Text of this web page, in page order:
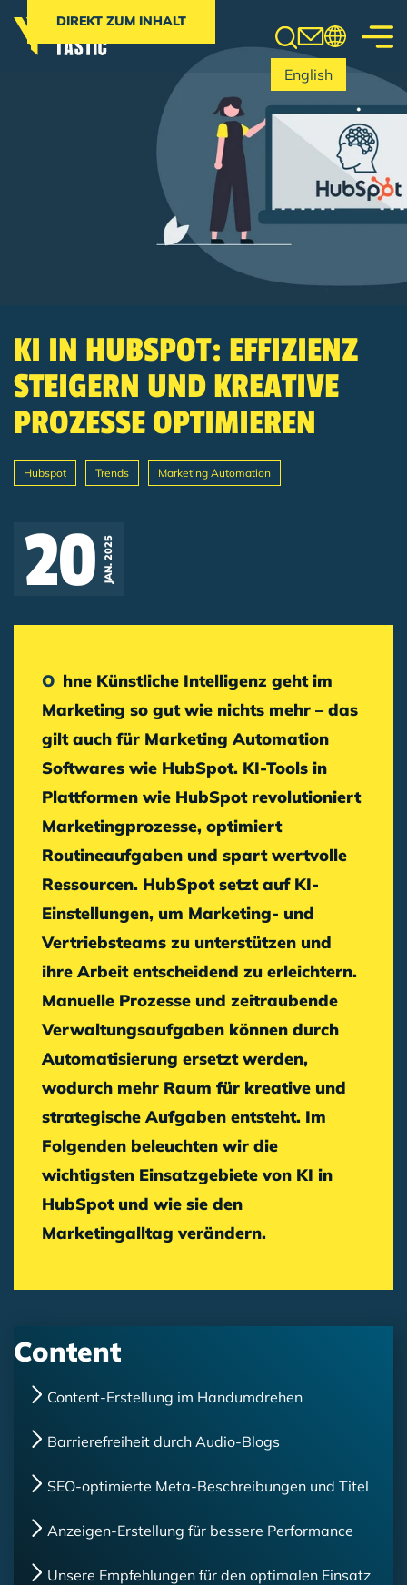
DIREKT ZUM INHALT
English
KI IN HUBSPOT: EFFIZIENZ
STEIGERN UND KREATIVE
PROZESSE OPTIMIEREN
Hubspot Trends Marketing Automation
20JAN. 2025
Ohne Künstliche Intelligenz geht im
Marketing so gut wie nichts mehr – das
gilt auch für Marketing Automation
Softwares wie HubSpot. KI-Tools in
Plattformen wie HubSpot revolutioniert
Marketingprozesse, optimiert
Routineaufgaben und spart wertvolle
Ressourcen. HubSpot setzt auf KI-
Einstellungen, um Marketing- und
Vertriebsteams zu unterstützen und
ihre Arbeit entscheidend zu erleichtern.
Manuelle Prozesse und zeitraubende
Verwaltungsaufgaben können durch
Automatisierung ersetzt werden,
wodurch mehr Raum für kreative und
strategische Aufgaben entsteht. Im
Folgenden beleuchten wir die
wichtigsten Einsatzgebiete von KI in
HubSpot und wie sie den
Marketingalltag verändern.
Content
Content-Erstellung im Handumdrehen
Barrierefreiheit durch Audio-Blogs
SEO-optimierte Meta-Beschreibungen und Titel
Anzeigen-Erstellung für bessere Performance
Unsere Empfehlungen für den optimalen Einsatz